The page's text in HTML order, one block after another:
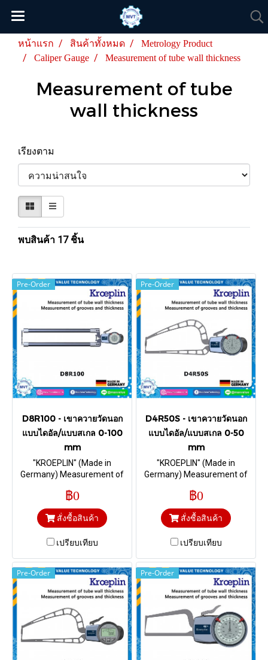
หน้าแรก สินค้าทั้งหมด
Metrology Product
Caliper Gauge
Measurement of tube wall thickness
Measurement of tube
wall thickness
เรียงตาม
พบสินค้า 17 ชิ้น
Pre-Order
D8R100 - เขาควายวัดนอก
แบบไดอัล/แบบสเกล 0-100
mm
"KROEPLIN" (Made in
Germany) Measurement of
100 mm. & Depth 382 mm.
Ball Ø 5
฿0
สั่งซื้อสินค้า
เปรียบเทียบ
Pre-Order
D4R50S - เขาควายวัดนอก
แบบไดอัล/แบบสเกล 0-50
mm
"KROEPLIN" (Made in
Germany) Measurement of
50 mm. & Depth 169 mm.
Chisel R 0,4 mm
฿0
สั่งซื้อสินค้า
เปรียบเทียบ
Pre-Order Pre-Order